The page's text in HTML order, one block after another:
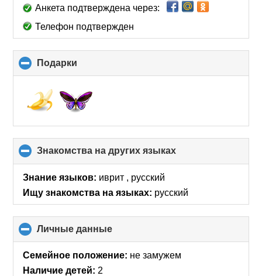
Анкета подтверждена через:
Телефон подтвержден
Подарки
to
contents
Знакомства на других языках
to
Знание языков: иврит , русский
Ищу знакомства на языках: русский
Личные данные
to
collapse
Семейное положение: не замужем
Наличие детей: 2